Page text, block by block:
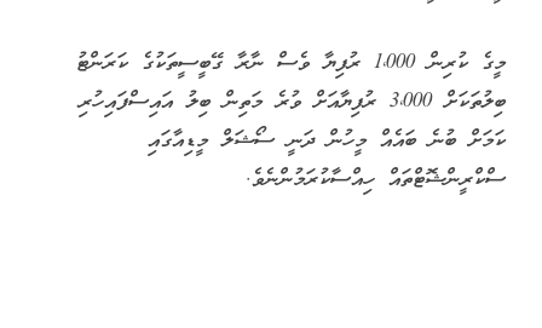
މީގެ ކުރިން 1،000 ރުފިޔާ ވެސް ނާރާ ގޭބީސީތަކުގެ ކަރަންޓު
ބިލުތަކަށް 3،000 ރުފިޔާއަށް ވުރެ މަތިން ބިލު އައިސްފައިހުރި
ކަމަށް ބުނެ ބައެއް މީހުން ދަނީ ސޯޝަލް މީޑިއާގައި
ސްކްރީންޝޮޓްތައް ހިއްސާކުރަމުންނެވެ.